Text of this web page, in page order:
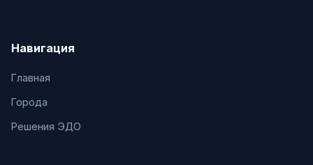
Навигация
Главная
Города
Решения ЭДО